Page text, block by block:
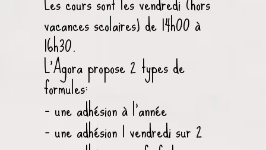
vacances scolaires) de 14h00 à
16h30.
L’Agora propose 2 types de
formules:
– une adhésion à l’année
– une adhésion 1 vendredi sur 2